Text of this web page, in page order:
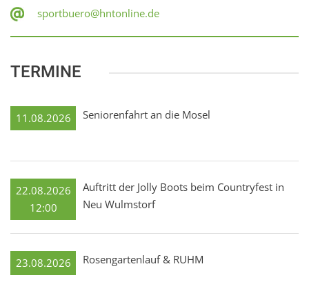
sportbuero@hntonline.de
TERMINE
11.08.2026 Seniorenfahrt an die Mosel
22.08.2026
12:00
Auftritt der Jolly Boots beim Countryfest in
Neu Wulmstorf
23.08.2026 Rosengartenlauf & RUHM